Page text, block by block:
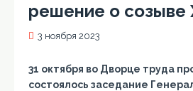
решение о созыве
3 ноября 2023
31 октября во Дворце труда
состоялось заседание